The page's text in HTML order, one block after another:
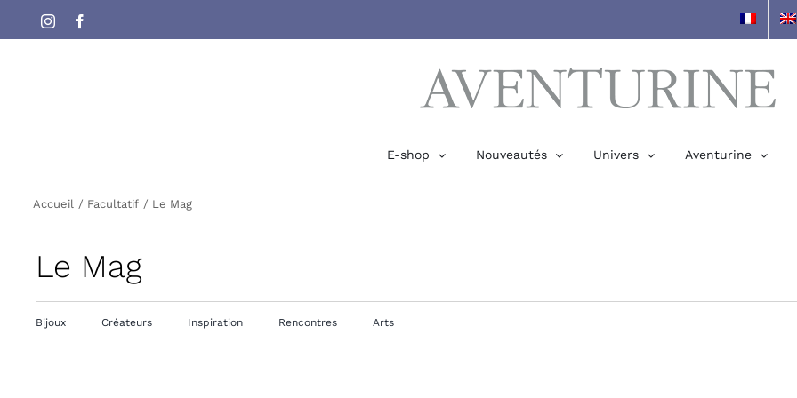
Passer
au
Instagram
E-shop Nouveautés Univers Aventurine
Accueil Facultatif Le Mag
Le Mag
Bijoux Créateurs Inspiration Rencontres Arts